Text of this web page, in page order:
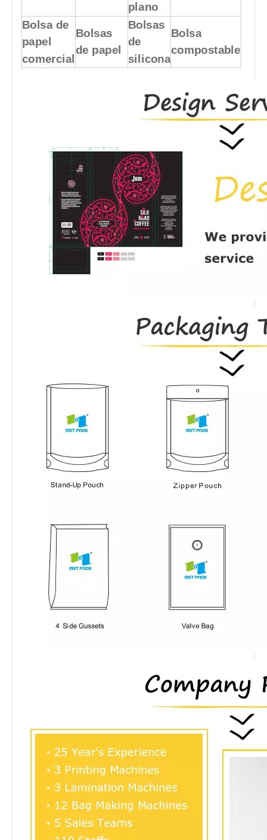
plano
Bolsa de
papel
comercial
Bolsas
de papel
Bolsas
de
silicona
Bolsa
compostable